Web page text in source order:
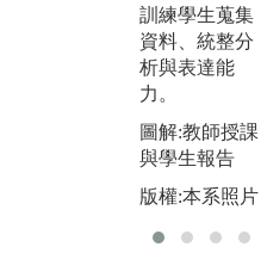
訓練學生蒐集
資料、統整分
析與表達能
力。
圖解:教師授課
與學生報告
版權:本系照片